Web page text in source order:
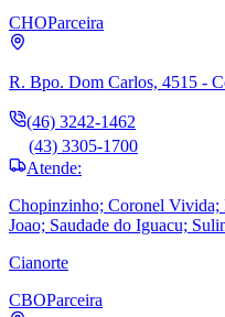
CHOParceira
R. Bpo. Dom Carlos, 4515 -
(46) 3242-1462
(43) 3305-1700
Atende:
Chopinzinho; Coronel Vivida;
Joao; Saudade do Iguacu;
Cianorte
CBOParceira